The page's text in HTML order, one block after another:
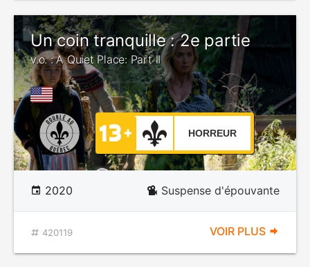
Un coin tranquille : 2e partie
v.o. : A Quiet Place: Part II
HORREUR
2020 Suspense d'épouvante
420119 VOIR PLUS